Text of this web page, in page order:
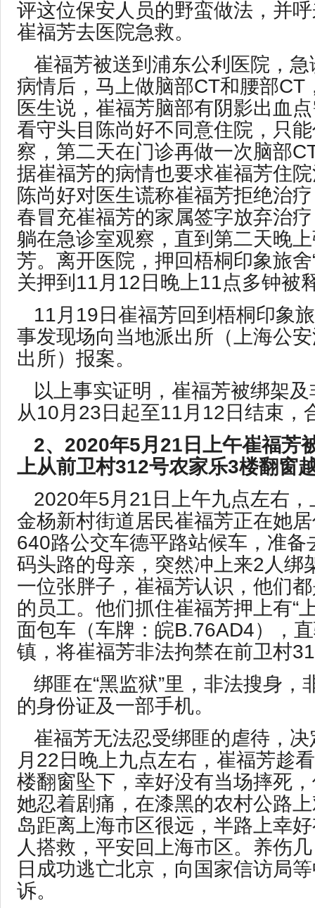
评这位保安人员的野蛮做法，并
崔福芳去医院急救。
崔福芳被送到浦东公利医院，
病情后，马上做脑部CT和腰部CT
医生说，崔福芳脑部有阴影出血
看守头目陈尚好不同意住院，只
察，第二天在门诊再做一次脑部
据崔福芳的病情也要求崔福芳住
陈尚好对医生谎称崔福芳拒绝治
春冒充崔福芳的家属签字放弃治
躺在急诊室观察，直到第二天晚
芳。离开医院，押回梧桐印象旅舍
关押到11月12日晚上11点多钟被
11月19日崔福芳回到梧桐印象
事发现场向当地派出所（上海公
出所）报案。
以上事实证明，崔福芳被绑架
从10月23日起至11月12日结束，
2、2020年5月21日上午崔福芳
上从前卫村312号农家乐3楼翻窗
2020年5月21日上午九点左右
金杨新村街道居民崔福芳正在她
640路公交车德平路站候车，准备
码头路的母亲，突然冲上来2人绑
一位张胖子，崔福芳认识，他们
的员工。他们抓住崔福芳押上有“
面包车（车牌：皖B.76AD4），
镇，将崔福芳非法拘禁在前卫村
绑匪在“黑监狱”里，非法搜身，
的身份证及一部手机。
崔福芳无法忍受绑匪的虐待，
月22日晚上九点左右，崔福芳趁
楼翻窗坠下，幸好没有当场摔死
她忍着剧痛，在漆黑的农村公路
岛距离上海市区很远，半路上幸
人搭救，平安回上海市区。养伤
日成功逃亡北京，向国家信访局
诉。